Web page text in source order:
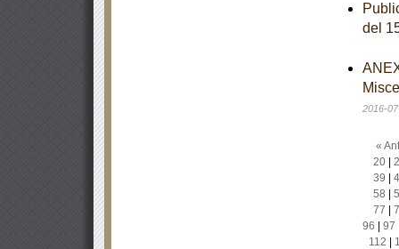
del
2016-
«
20|
39
58
77
96
97
112